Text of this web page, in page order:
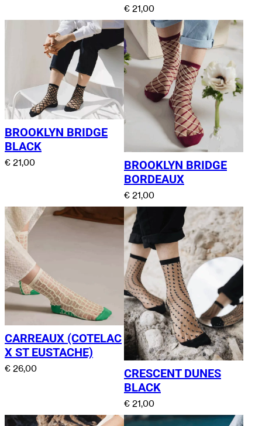
€ 21,00
BROOKLYN BRIDGE
BLACK
€ 21,00
BROOKLYN BRIDGE
BORDEAUX
€ 21,00
CARREAUX (COTELAC
X ST EUSTACHE)
€ 26,00
CRESCENT DUNES
BLACK
€ 21,00